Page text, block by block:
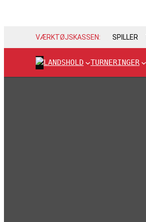
VÆRKTØJSKASSEN: SPILLER
LANDSHOLD TURNERINGER